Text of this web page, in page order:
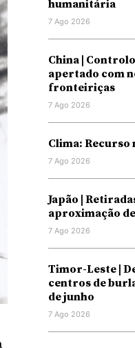
humanitária
7 Ago 2026
China |
apertado com
fronteiriças
7 Ago 2026
Clima:
7 Ago 2026
Japão |
aproximação
7 Ago 2026
Timor-Leste |
centros de burla
de junho
7 Ago 2026